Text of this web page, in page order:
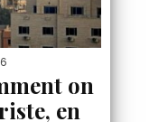
on
en